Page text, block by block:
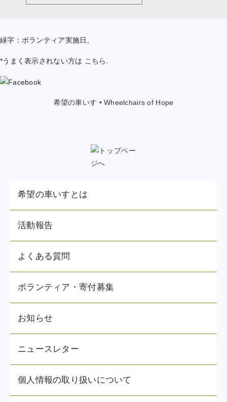
緑字：ボランティア実施日。
*うまく表示されない方は こちら.
希望の車いす • Wheelchairs of Hope
希望の車いすとは
活動報告
よくある質問
ボランティア・寄付募集
お知らせ
ニュースレター
個人情報の取り扱いについて